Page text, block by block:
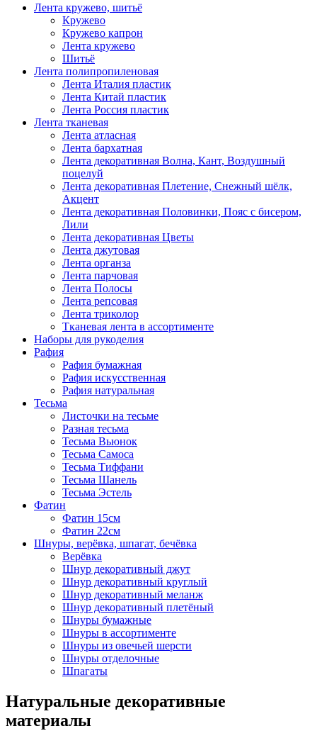
Лента кружево, шитьё
Кружево
Кружево капрон
Лента кружево
Шитьё
Лента полипропиленовая
Лента Италия пластик
Лента Китай пластик
Лента Россия пластик
Лента тканевая
Лента атласная
Лента бархатная
Лента декоративная Волна, Кант, Воздушный
поцелуй
Лента декоративная Плетение, Снежный шёлк,
Акцент
Лента декоративная Половинки, Пояс с бисером,
Лили
Лента декоративная Цветы
Лента джутовая
Лента органза
Лента парчовая
Лента Полосы
Лента репсовая
Лента триколор
Тканевая лента в ассортименте
Наборы для рукоделия
Рафия
Рафия бумажная
Рафия искусственная
Рафия натуральная
Тесьма
Листочки на тесьме
Разная тесьма
Тесьма Вьюнок
Тесьма Самоса
Тесьма Тиффани
Тесьма Шанель
Тесьма Эстель
Фатин
Фатин 15см
Фатин 22см
Шнуры, верёвка, шпагат, бечёвка
Верёвка
Шнур декоративный джут
Шнур декоративный круглый
Шнур декоративный меланж
Шнур декоративный плетёный
Шнуры бумажные
Шнуры в ассортименте
Шнуры из овечьей шерсти
Шнуры отделочные
Шпагаты
Натуральные декоративные
материалы